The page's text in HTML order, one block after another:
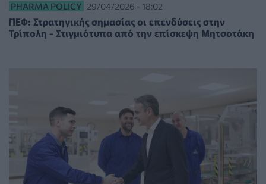
PHARMA POLICY 29/04/2026 - 18:02
ΠΕΦ: Στρατηγικής σημασίας οι επενδύσεις στην
Τρίπολη - Στιγμιότυπα από την επίσκεψη Μητσοτάκη